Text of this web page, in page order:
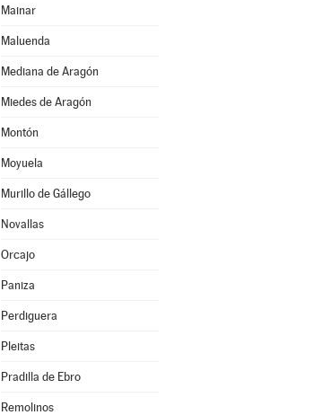
Mainar
Maluenda
Mediana de Aragón
Miedes de Aragón
Montón
Moyuela
Murillo de Gállego
Novallas
Orcajo
Paniza
Perdiguera
Pleitas
Pradilla de Ebro
Remolinos